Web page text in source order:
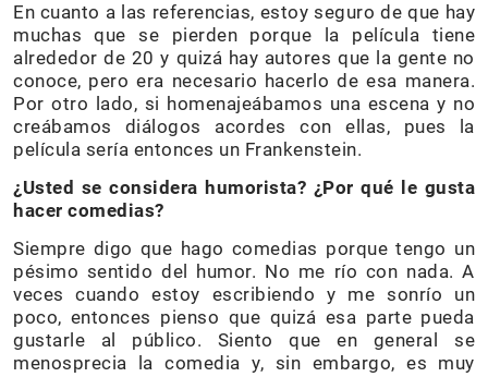
En cuanto a las referencias, estoy seguro de que hay
muchas que se pierden porque la película tiene
alrededor de 20 y quizá hay autores que la gente no
conoce, pero era necesario hacerlo de esa manera.
Por otro lado, si homenajeábamos una escena y no
creábamos diálogos acordes con ellas, pues la
película sería entonces un Frankenstein.
¿Usted se considera humorista? ¿Por qué le gusta
hacer comedias?
Siempre digo que hago comedias porque tengo un
pésimo sentido del humor. No me río con nada. A
veces cuando estoy escribiendo y me sonrío un
poco, entonces pienso que quizá esa parte pueda
gustarle al público. Siento que en general se
menosprecia la comedia y, sin embargo, es muy